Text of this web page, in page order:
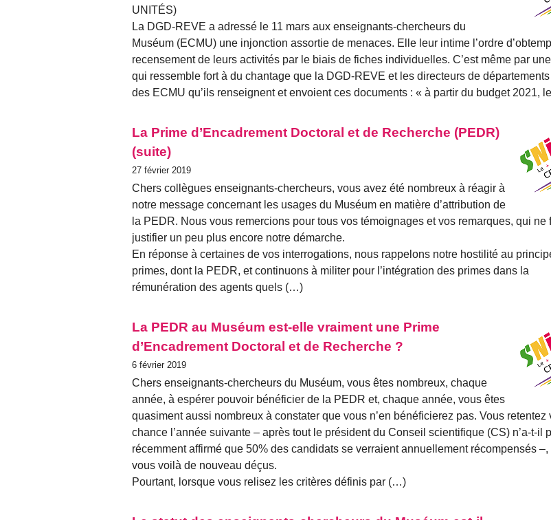
UNITÉS)
La DGD-REVE a adressé le 11 mars aux enseignants-chercheurs du
Muséum (ECMU) une injonction assortie de menaces. Elle leur intime l’ordre
recensement de leurs activités par le biais de fiches individuelles. C’est même par
qui ressemble fort à du chantage que la DGD-REVE et les directeurs de
des ECMU qu’ils renseignent et envoient ces documents : « à partir du budget 2021,
La Prime d’Encadrement Doctoral et de Recherche (PEDR)
(suite)
27 février 2019
Chers collègues enseignants-chercheurs, vous avez été nombreux à réagir à
notre message concernant les usages du Muséum en matière d’attribution de
la PEDR. Nous vous remercions pour tous vos témoignages et vos remarques, qui ne
justifier un peu plus encore notre démarche.
En réponse à certaines de vos interrogations, nous rappelons notre hostilité au
primes, dont la PEDR, et continuons à militer pour l’intégration des primes dans la
rémunération des agents quels (…)
La PEDR au Muséum est-elle vraiment une Prime
d’Encadrement Doctoral et de Recherche ?
6 février 2019
Chers enseignants-chercheurs du Muséum, vous êtes nombreux, chaque
année, à espérer pouvoir bénéficier de la PEDR et, chaque année, vous êtes
quasiment aussi nombreux à constater que vous n’en bénéficierez pas. Vous retentez
chance l’année suivante – après tout le président du Conseil scientifique (CS) n’a-t-il
récemment affirmé que 50% des candidats se verraient annuellement récompensés –,
vous voilà de nouveau déçus.
Pourtant, lorsque vous relisez les critères définis par (…)